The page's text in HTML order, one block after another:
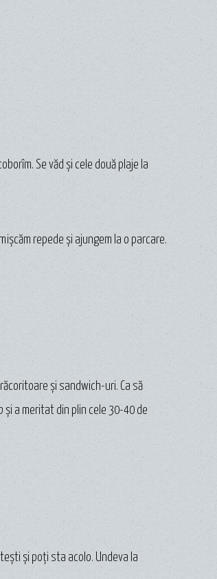
Se văd și cele două plaje la
repede și ajungem la o parcare.
și sandwich-uri. Ca să
și a meritat din plin cele 30-40 de
și poți sta acolo. Undeva la